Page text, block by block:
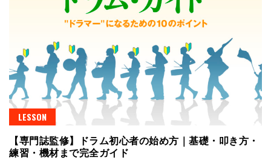
LESSON
【専門誌監修】ドラム初心者の始め方｜基礎・叩き方・
練習・機材まで完全ガイド